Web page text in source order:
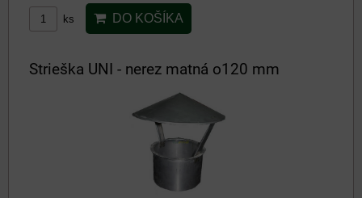
ks DO KOŠÍKA
Strieška UNI - nerez matná o120 mm